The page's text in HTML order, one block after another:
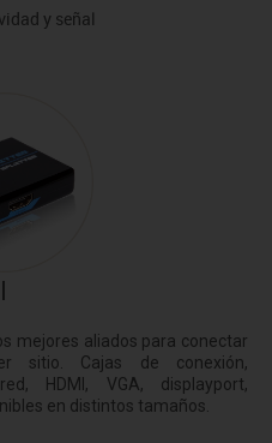
y señal
mejores aliados para conectar
sitio. Cajas de conexión,
HDMI, VGA, displayport,
en distintos tamaños.